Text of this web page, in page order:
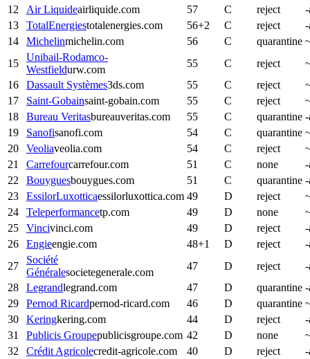
12
Air Liquideairliquide.com 57 C reject
13
TotalEnergiestotalenergies.com 56+2 C reject
14
Michelinmichelin.com 56 C quarantine
15
Unibail-Rodamco-
Westfieldurw.com
55 C reject
16
Dassault Systèmes3ds.com 55 C reject
17
Saint-Gobainsaint-gobain.com 55 C reject
18
Bureau Veritasbureauveritas.com 55 C quarantine
19
Sanofisanofi.com 54 C quarantine
20
Veoliaveolia.com 54 C reject
21
Carrefourcarrefour.com 51 C none
22
Bouyguesbouygues.com 51 C quarantine
23
EssilorLuxotticaessilorluxottica.com 49 D reject
24
Teleperformancetp.com 49 D none
25
Vincivinci.com 49 D reject
26
Engieengie.com 48+1 D reject
27
Société
Généralesocietegenerale.com
47 D reject
28
Legrandlegrand.com 47 D quarantine
29
Pernod Ricardpernod-ricard.com 46 D quarantine
30
Keringkering.com 44 D reject
31
Publicis Groupepublicisgroupe.com 42 D none
32
Crédit Agricolecredit-agricole.com 40 D reject